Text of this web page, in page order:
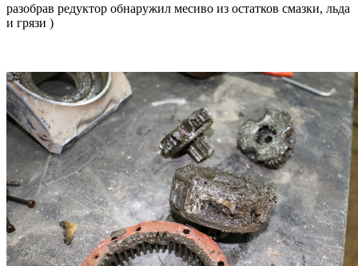
разобрав редуктор обнаружил месиво из остатков смазки, льда
и грязи )